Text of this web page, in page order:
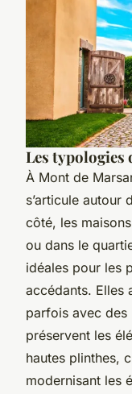
Les typologies
À Mont de
s’articule autour
côté, les
ou dans le
idéales pour les
accédants. Elles
parfois avec des
préservent les
hautes plinthes,
modernisant les